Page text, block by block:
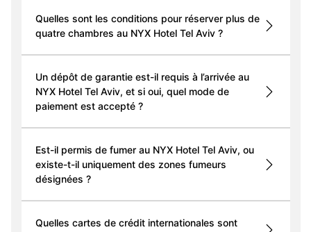
Quelles sont les conditions pour réserver plus de
quatre chambres au NYX Hotel Tel Aviv ?
Un dépôt de garantie est-il requis à l’arrivée au
NYX Hotel Tel Aviv, et si oui, quel mode de
paiement est accepté ?
Est-il permis de fumer au NYX Hotel Tel Aviv, ou
existe-t-il uniquement des zones fumeurs
désignées ?
Quelles cartes de crédit internationales sont